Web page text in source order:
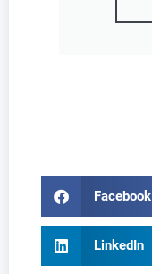
Facebook
LinkedIn